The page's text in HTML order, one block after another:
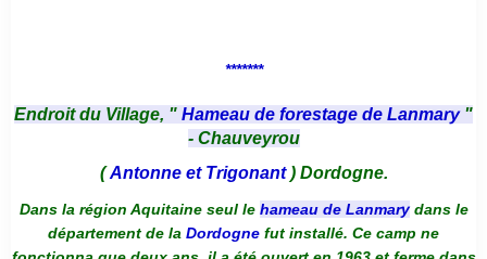
*******
Endroit du Village, " Hameau de forestage de Lanmary "
- Chauveyrou
(Antonne et Trigonant) Dordogne.
Dans la région Aquitaine seul le hameau de Lanmarydans le
département de la Dordogne fut installé. Ce camp ne